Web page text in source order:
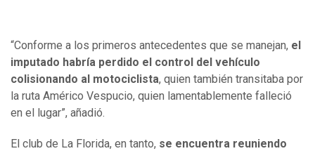
“Conforme a los primeros antecedentes que se manejan, el
imputado habría perdido el control del vehículo
colisionando al motociclista, quien también transitaba por
la ruta Américo Vespucio, quien lamentablemente falleció
en el lugar”, añadió.
El club de La Florida, en tanto, se encuentra reuniendo